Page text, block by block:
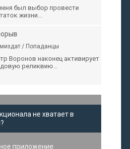
был выбор провести
жизни...
/ Попаданцы
Воронов наконец активирует
реликвию...
не хватает в
приложение